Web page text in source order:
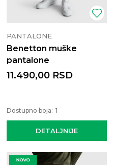
PANTALONE
Benetton muške
pantalone
DETALJNIJE
11.490,00 RSD
Dostupno boja: 1